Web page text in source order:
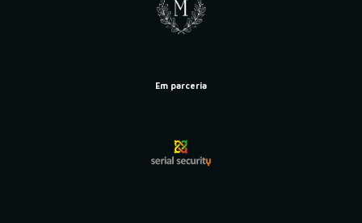
Em parceria